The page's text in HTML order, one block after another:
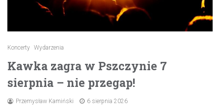
Koncerty Wydarzenia
Kawka zagra w Pszczynie 7
sierpnia – nie przegap!
Przemysław Kamiński 6 sierpnia 2026